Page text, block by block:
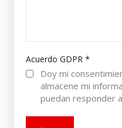
Acuerdo GDPR *
Doy mi
almacene mi
puedan responder